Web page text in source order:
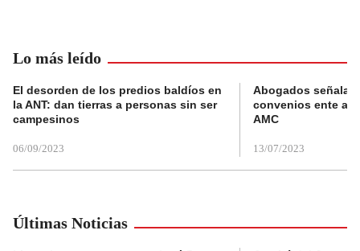
Lo más leído
El desorden de los predios baldíos en
la ANT: dan tierras a personas sin ser
campesinos
06/09/2023
Abogados
convenios ente
AMC
13/07/2023
Últimas Noticias